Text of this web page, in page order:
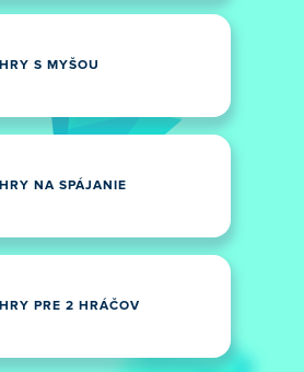
HRY S MYŠOU
HRY NA SPÁJANIE
HRY PRE 2 HRÁČOV